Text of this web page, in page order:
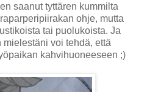
saanut tyttären kummilta
ohje, mutta
tai puolukoista. Ja
voi tehdä, että
kahvihuoneeseen ;)